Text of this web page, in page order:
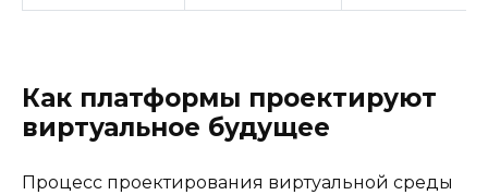
Как платформы проектируют
виртуальное будущее
Процесс проектирования виртуальной среды